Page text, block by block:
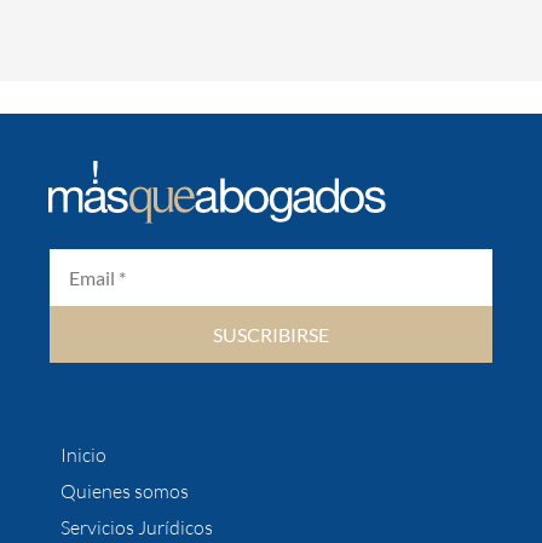
SUSCRIBIRSE
Inicio
Quienes somos
Servicios Jurídicos